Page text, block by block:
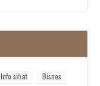
Info sihat
Bisnes